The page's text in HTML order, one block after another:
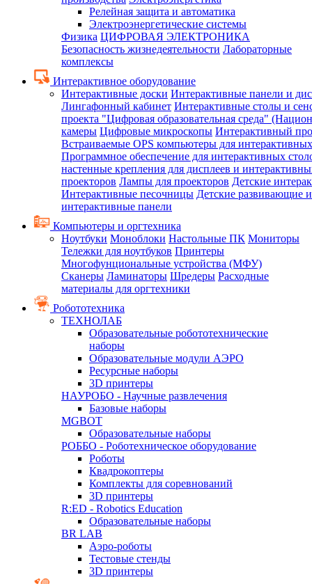
Релейная защита и автоматика
Электроэнергетические системы
Физика ЦИФРОВАЯ ЭЛЕКТРОНИКА
Безопасность жизнедеятельности Лабораторные
комплексы
Интерактивное оборудование
Интерактивные доски Интерактивные панели и
Лингафонный кабинет Интерактивные столы и
проекта "Цифровая образовательная среда"
камеры Цифровые микроскопы Интерактивный
Встраиваемые OPS компьютеры для
Программное обеспечение для интерактивных
настенные крепления для дисплеев и
проекторов Лампы для проекторов Детские
Интерактивные песочницы Детские развивающие
интерактивные панели
Компьютеры и оргтехника
Ноутбуки Моноблоки Настольные ПК Мониторы
Тележки для ноутбуков Принтеры
Многофунциональные устройства (МФУ)
Сканеры Ламинаторы Шредеры Расходные
материалы для оргтехники
Робототехника
ТЕХНОЛАБ
Образовательные робототехнические
наборы
Образовательные модули АЭРО
Ресурсные наборы
3D принтеры
НАУРОБО - Научные развлечения
Базовые наборы
MGBOT
Образовательные наборы
РОББО - Роботехническое оборудование
Роботы
Квадрокоптеры
Комплекты для соревнований
3D принтеры
R:ED - Robotics Education
Образовательные наборы
BR LAB
Аэро-роботы
Тестовые стенды
3D принтеры